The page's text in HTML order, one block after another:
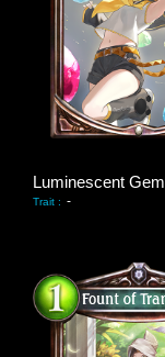
Luminescent Gem
Trait : -